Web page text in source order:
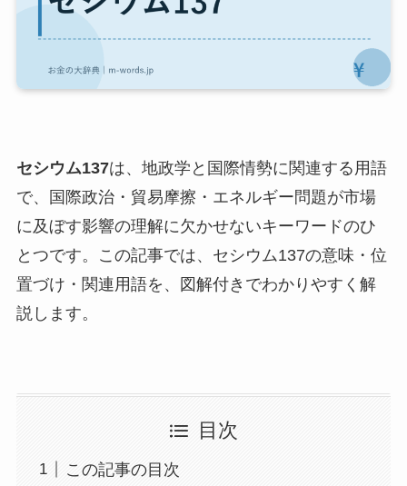
セシウム137は、地政学と国際情勢に関連する用語
で、国際政治・貿易摩擦・エネルギー問題が市場
に及ぼす影響の理解に欠かせないキーワードのひ
とつです。この記事では、セシウム137の意味・位
置づけ・関連用語を、図解付きでわかりやすく解
説します。
目次
この記事の目次